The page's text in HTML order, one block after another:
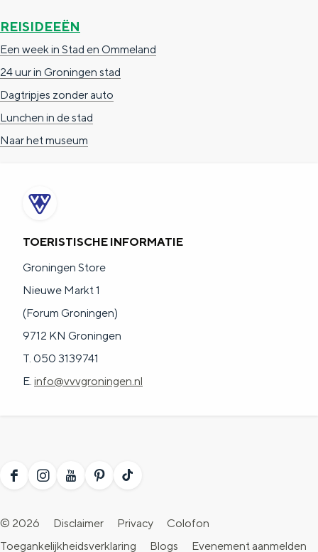
REISIDEEËN
Een week in Stad en Ommeland
24 uur in Groningen stad
Dagtripjes zonder auto
Lunchen in de stad
Naar het museum
TOERISTISCHE INFORMATIE
Groningen Store
Nieuwe Markt 1
(Forum Groningen)
9712 KN Groningen
T. 050 3139741
E. info@vvvgroningen.nl
F
c
I
Y
u
n
T
k
© 2026 Disclaimer Privacy
Colofon
Toegankelijkheidsverklaring
Blogs Evenement aanmelden